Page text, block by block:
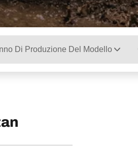
Di Produzione Del Modello